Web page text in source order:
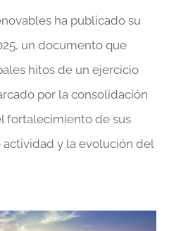
ha publicado su
un documento que
hitos de un ejercicio
por la consolidación
fortalecimiento de sus
actividad y la evolución del